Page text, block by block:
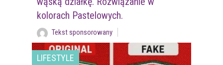
kolorach Pastelowych.
Tekst sponsorowany
LIFESTYLE